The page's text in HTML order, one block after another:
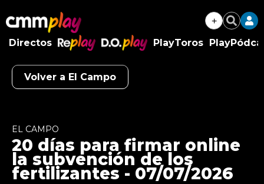
+ Buscar
Directos
RePlay
D.O.Play
PlayToros
Volver a El CampoAlgo salió mal.
Try again
EL CAMPO
20 días para firmar online
la subvención de los
fertilizantes - 07/07/2026